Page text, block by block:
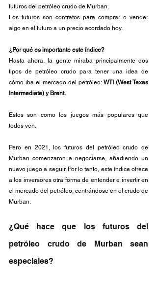
futuros del petróleo crudo de Murban.
Los futuros son contratos para comprar o vender
algo en el futuro a un precio acordado hoy.
¿Por qué es importante este índice?
Hasta ahora, la gente miraba principalmente dos
tipos de petróleo crudo para tener una idea de
cómo iba el mercado del petróleo: WTI (West Texas
Intermediate) y Brent.
Estos son como los juegos más populares que
todos ven.
Pero en 2021, los futuros del petróleo crudo de
Murban comenzaron a negociarse, añadiendo un
nuevo juego a seguir. Por lo tanto, este índice ofrece
a los inversores otra forma de entender e invertir en
el mercado del petróleo, centrándose en el crudo de
Murban.
¿Qué hace que los futuros del
petróleo crudo de Murban sean
especiales?